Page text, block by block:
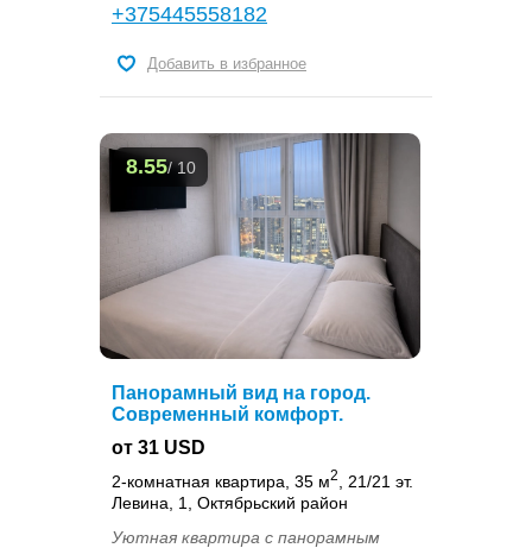
+375445558182
Добавить в избранное
8.55/ 10
Панорамный вид на город.
Современный комфорт.
от 31 USD
2-комнатная квартира, 35 м2
, 21/21 эт.
Левина, 1, Октябрьский район
Уютная квартира с панорамным